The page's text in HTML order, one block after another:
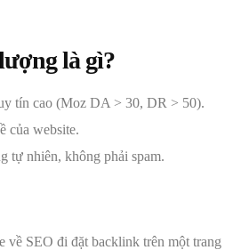
là gì?
tín cao (Moz DA > 30, DR > 50).
của website.
tự nhiên, không phải spam.
về SEO đi đặt backlink trên một trang